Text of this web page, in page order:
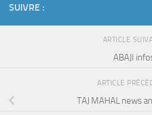
SUIVRE :
ARTICLE
ABAJI
ARTICLE
TAJ MAHAL news